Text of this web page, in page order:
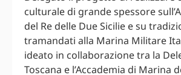
culturale di grande spessore
del Re delle Due Sicilie e su
tramandati alla Marina Militare
ideato in collaborazione tra la
Toscana e l’Accademia di Marina